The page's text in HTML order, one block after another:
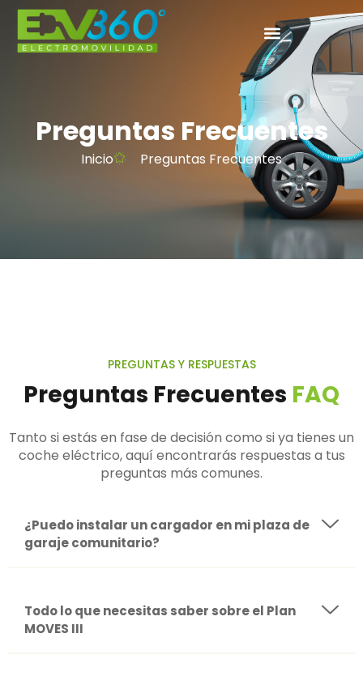
Preguntas Frecuentes
Inicio Preguntas Frecuentes
PREGUNTAS Y RESPUESTAS
Preguntas Frecuentes FAQ
Tanto si estás en fase de decisión como si ya tienes un
coche eléctrico, aquí encontrarás respuestas a tus
preguntas más comunes.
¿Puedo instalar un cargador en mi plaza de
garaje comunitario?
Todo lo que necesitas saber sobre el Plan
MOVES III